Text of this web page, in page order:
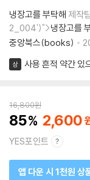
냉장고를 부탁해 제작팀
2_004')">냉장고를
중앙북스(books)
상 사용 흔적 약간 있
16,800원
85 2,600
YES포인트
앱 다운 시 1천원 상